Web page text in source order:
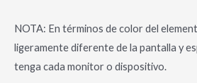
NOTA: En términos de color del
ligeramente diferente de la pantalla y
tenga cada monitor o dispositivo.